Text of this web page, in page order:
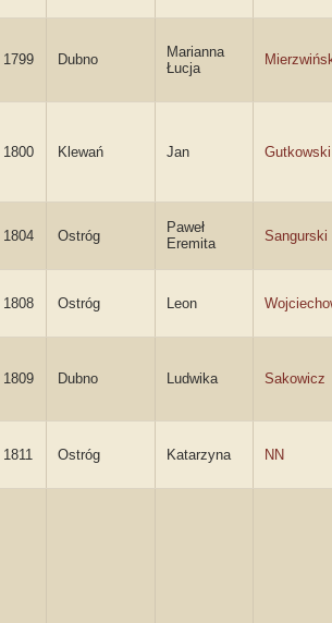
1799 Dubno
Marianna
Łucja
1800 Klewań Jan Gutkowski
1804 Ostróg
Paweł
Eremita
Sangurski
1808 Ostróg Leon
1809 Dubno Ludwika Sakowicz
1811 Ostróg Katarzyna NN